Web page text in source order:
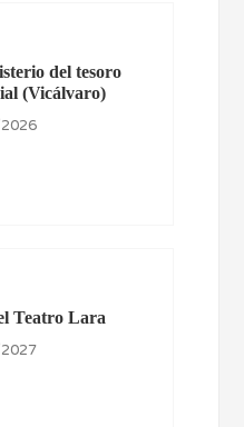
del tesoro
(Vicálvaro)
Teatro Lara